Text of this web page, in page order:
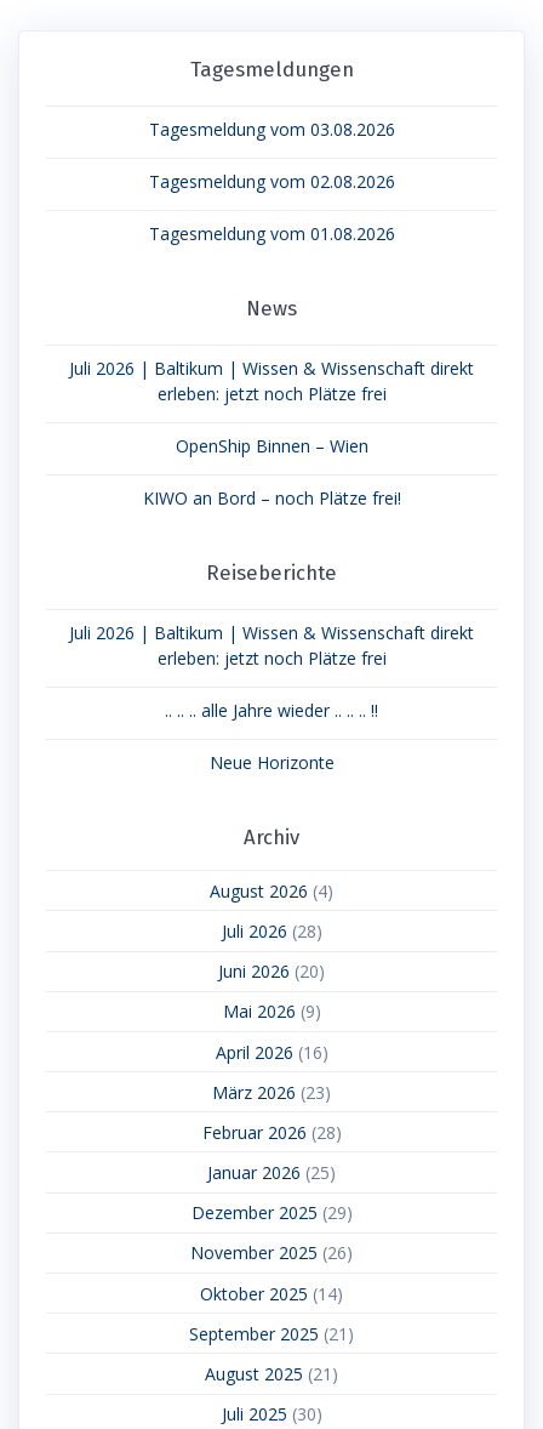
Tagesmeldungen
Tagesmeldung vom 03.08.2026
Tagesmeldung vom 02.08.2026
Tagesmeldung vom 01.08.2026
News
Juli 2026 | Baltikum | Wissen & Wissenschaft direkt
erleben: jetzt noch Plätze frei
OpenShip Binnen – Wien
KIWO an Bord – noch Plätze frei!
Reiseberichte
Juli 2026 | Baltikum | Wissen & Wissenschaft direkt
erleben: jetzt noch Plätze frei
.. .. .. alle Jahre wieder .. .. .. !!
Neue Horizonte
Archiv
August 2026 (4)
Juli 2026 (28)
Juni 2026 (20)
Mai 2026 (9)
April 2026 (16)
März 2026 (23)
Februar 2026 (28)
Januar 2026 (25)
Dezember 2025 (29)
November 2025 (26)
Oktober 2025 (14)
September 2025 (21)
August 2025 (21)
Juli 2025 (30)